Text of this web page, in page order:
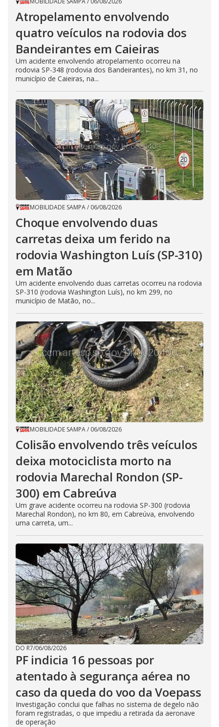
Atropelamento envolvendo
quatro veículos na rodovia dos
Bandeirantes em Caieiras
Um acidente envolvendo atropelamento ocorreu na
rodovia SP-348 (rodovia dos Bandeirantes), no km 31, no
município de Caieiras, na...
MOBILIDADE SAMPA/ 06/08/2026
Choque envolvendo duas
carretas deixa um ferido na
rodovia Washington Luís (SP-310)
em Matão
Um acidente envolvendo duas carretas ocorreu na rodovia
SP-310 (rodovia Washington Luís), no km 299, no
município de Matão, no...
MOBILIDADE SAMPA/ 06/08/2026
Colisão envolvendo três veículos
deixa motociclista morto na
rodovia Marechal Rondon (SP-
300) em Cabreúva
Um grave acidente ocorreu na rodovia SP-300 (rodovia
Marechal Rondon), no km 80, em Cabreúva, envolvendo
uma carreta, um...
DO R7/06/08/2026
PF indicia 16 pessoas por
atentado à segurança aérea no
caso da queda do voo da Voepass
Investigação conclui que falhas no sistema de degelo não
foram registradas, o que impediu a retirada da aeronave
de operação